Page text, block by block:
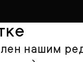
нашим